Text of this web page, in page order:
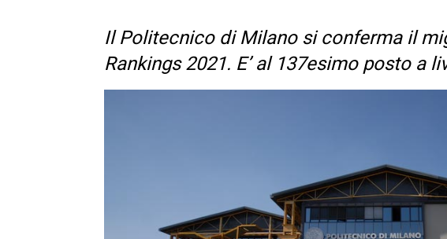
Il Politecnico di Milano si conferma il
Rankings 2021. E’ al 137esimo posto a